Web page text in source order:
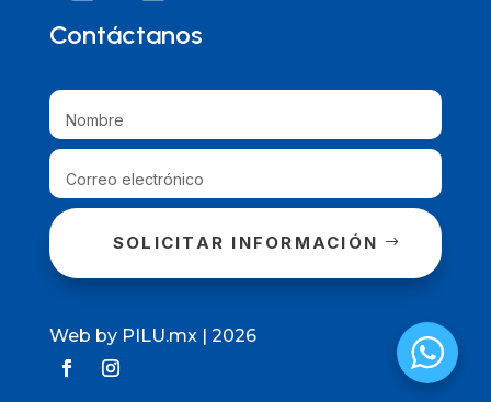
Contáctanos
SOLICITAR INFORMACIÓN
Web by PILU.mx | 2026